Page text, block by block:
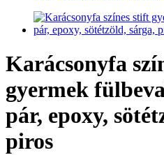
Karácsonyfa
gyermek
pár, epoxy,
piros